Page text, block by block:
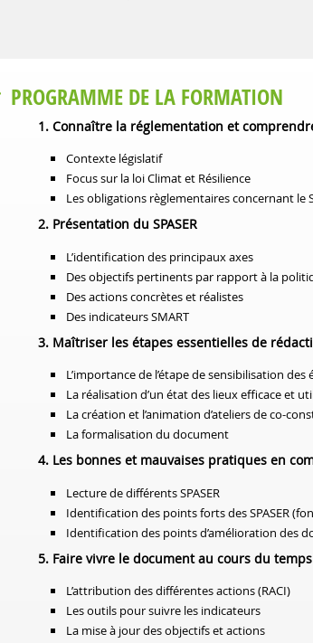
PROGRAMME DE LA FORMATION
1. Connaître la réglementation et
Contexte législatif
Focus sur la loi Climat et Résilience
Les obligations règlementaires concernant le
2. Présentation du SPASER
L’identification des principaux axes
Des objectifs pertinents par rapport à la
Des actions concrètes et réalistes
Des indicateurs SMART
3. Maîtriser les étapes essentielles de
L’importance de l’étape de sensibilisation des
La réalisation d’un état des lieux efficace et
La création et l’animation d’ateliers de co-
La formalisation du document
4. Les bonnes et mauvaises pratiques en
Lecture de différents SPASER
Identification des points forts des SPASER
Identification des points d’amélioration des
5. Faire vivre le document au cours du temps
L’attribution des différentes actions (RACI)
Les outils pour suivre les indicateurs
La mise à jour des objectifs et actions